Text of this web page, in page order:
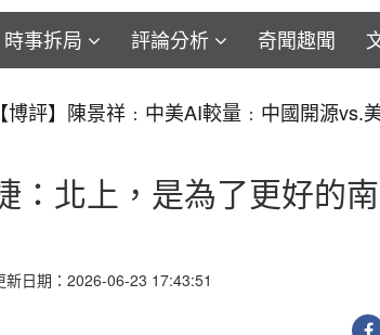
時事拆局 評論分析 奇聞趣聞
【軍事博評】William：維珍尼亞BLK V劃歸
：北上，是為了更好
日期：2026-06-23 17:43:51